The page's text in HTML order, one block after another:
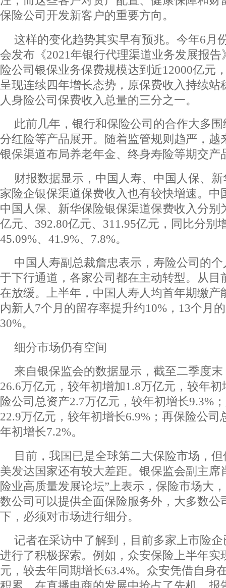
保险公司开发新客户的重要方向。
这样的变化趋势其实早有预兆。今年6月
会发布《2021年银行代理渠道业务发展报告
险公司银保业务保费规模达到近12000亿元
呈现连续四年增长态势，原保费收入持续站
人身险公司保费收入总量的三分之一。
此前几年，银行和保险公司的合作大多
分红险等产品展开。随着监管规则趋严，越
银保渠道布局养老年金、终身寿险等期交产
财报数据显示，中国人寿、中国人保、
家险企银保渠道保费收入也有较快增速。中
中国人保、新华保险银保渠道保费收入分别
亿元、392.80亿元、311.95亿元，同比分别
45.09%、41.9%、7.8%。
中国人寿副总裁詹忠表示，寿险公司的
于下行通道，各家公司都在主动转型。从目
在放缓。上半年，中国人寿人均首年期缴产
内新人7个月的留存率提升约10%，13个月
30%。
细分市场仍有空间
来自银保监会的数据显示，截至二季度
26.6万亿元，较年初增加1.8万亿元，较年
险公司总资产2.7万亿元，较年初增长9.3%
22.9万亿元，较年初增长6.9%；再保险公司
年初增长7.2%。
目前，我国已是全球第二大保险市场，
美发达国家还有较大差距。银保监会副主席
险业高质量发展论坛”上表示，保险市场大
数公司可以提供全面保险服务外，大多数公
下，必须对市场进行细分。
记者在采访中了解到，目前多家上市险
进行了积极探索。例如，众安保险上半年实
元，较去年同期增长63.4%。众安凭借自身